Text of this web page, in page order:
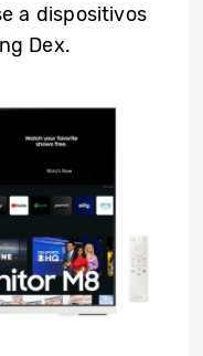
a dispositivos
Dex.